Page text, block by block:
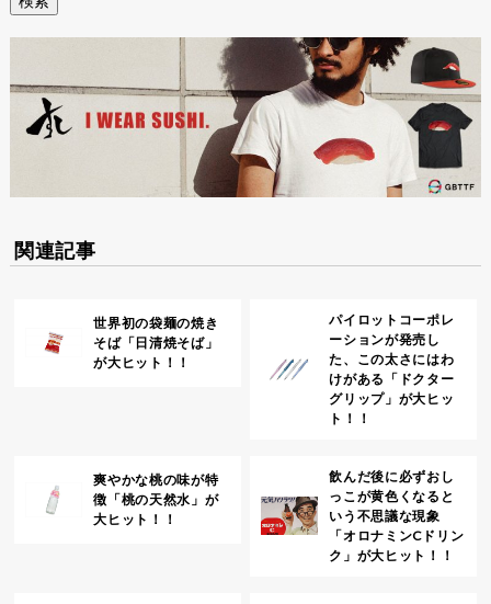
関連記事
世界初の袋麺の焼き
そば「日清焼そば」
が大ヒット！！
パイロットコーポレ
ーションが発売し
た、この太さにはわ
けがある「ドクター
グリップ」が大ヒッ
ト！！
爽やかな桃の味が特
徴「桃の天然水」が
大ヒット！！
飲んだ後に必ずおし
っこが黄色くなると
いう不思議な現象
「オロナミンCドリン
ク」が大ヒット！！